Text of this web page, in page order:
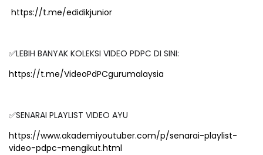
https://t.me/edidikjunior
✅LEBIH BANYAK KOLEKSI VIDEO PDPC DI SINI:
https://t.me/VideoPdPCgurumalaysia
✅SENARAI PLAYLIST VIDEO AYU
https://www.akademiyoutuber.com/p/senarai-playlist-
video-pdpc-mengikut.html